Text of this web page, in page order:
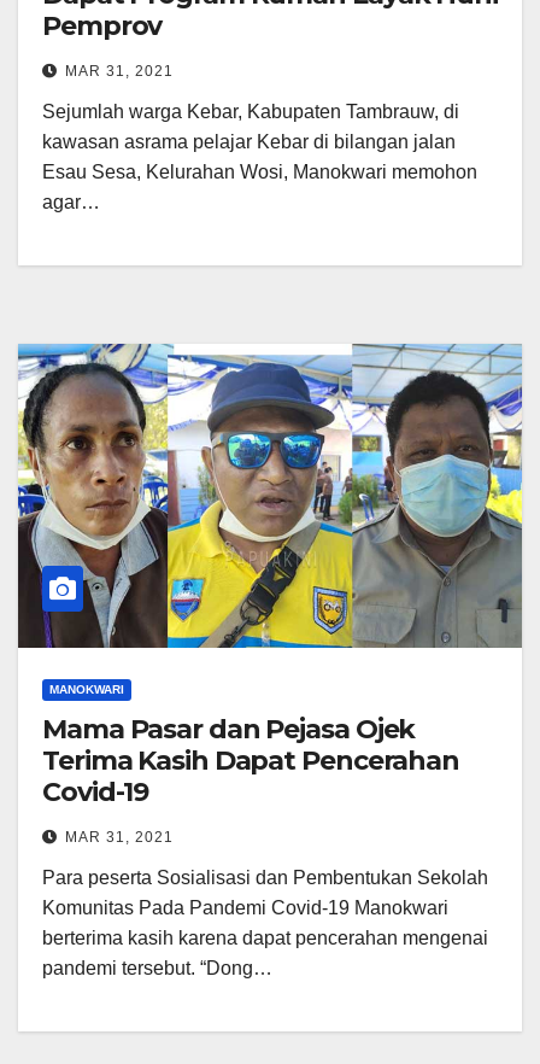
Pemprov
MAR 31, 2021
Sejumlah warga Kebar, Kabupaten Tambrauw, di
kawasan asrama pelajar Kebar di bilangan jalan
Esau Sesa, Kelurahan Wosi, Manokwari memohon
agar…
MANOKWARI
Mama Pasar dan Pejasa Ojek
Terima Kasih Dapat Pencerahan
Covid-19
MAR 31, 2021
Para peserta Sosialisasi dan Pembentukan Sekolah
Komunitas Pada Pandemi Covid-19 Manokwari
berterima kasih karena dapat pencerahan mengenai
pandemi tersebut. “Dong…